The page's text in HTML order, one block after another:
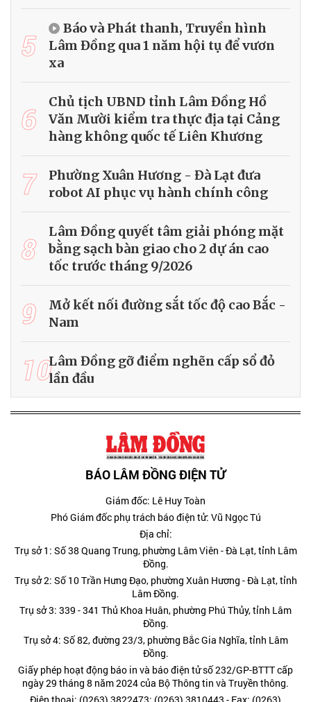
5
Báo và Phát thanh, Truyền hình
Lâm Đồng qua 1 năm hội tụ để vươn
xa
6
Chủ tịch UBND tỉnh Lâm Đồng Hồ
Văn Mười kiểm tra thực địa tại Cảng
hàng không quốc tế Liên Khương
7
Phường Xuân Hương - Đà Lạt đưa
robot AI phục vụ hành chính công
8
Lâm Đồng quyết tâm giải phóng mặt
bằng sạch bàn giao cho 2 dự án cao
tốc trước tháng 9/2026
9
Mở kết nối đường sắt tốc độ cao Bắc -
Nam
10Lâm Đồng gỡ điểm nghẽn cấp sổ đỏ
lần đầu
BÁO LÂM ĐỒNG ĐIỆN TỬ
Giám đốc: Lê Huy Toàn
Phó Giám đốc phụ trách báo điện tử: Vũ Ngọc Tú
Địa chỉ:
Trụ sở 1: Số 38 Quang Trung, phường Lâm Viên - Đà Lạt, tỉnh Lâm
Đồng.
Trụ sở 2: Số 10 Trần Hưng Đạo, phường Xuân Hương - Đà Lạt, tỉnh
Lâm Đồng.
Trụ sở 3: 339 - 341 Thủ Khoa Huân, phường Phú Thủy, tỉnh Lâm
Đồng.
Trụ sở 4: Số 82, đường 23/3, phường Bắc Gia Nghĩa, tỉnh Lâm
Đồng.
Giấy phép hoạt động báo in và báo điện tử số 232/GP-BTTT cấp
ngày 29 tháng 8 năm 2024 của Bộ Thông tin và Truyền thông.